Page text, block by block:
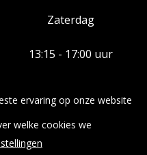
Zaterdag
13:15 - 17:00 uur
Standplaatsen
Zuivel Erve Slendebroek
ervaring op onze website
welke cookies we